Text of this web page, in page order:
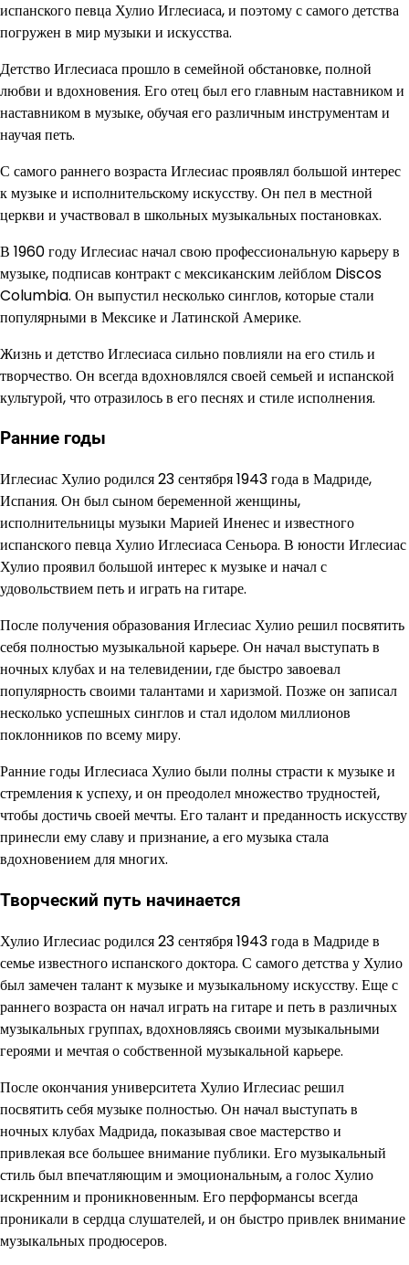
испанского певца Хулио Иглесиаса, и поэтому с самого детства
погружен в мир музыки и искусства.
Детство Иглесиаса прошло в семейной обстановке, полной
любви и вдохновения. Его отец был его главным наставником и
наставником в музыке, обучая его различным инструментам и
научая петь.
С самого раннего возраста Иглесиас проявлял большой интерес
к музыке и исполнительскому искусству. Он пел в местной
церкви и участвовал в школьных музыкальных постановках.
В 1960 году Иглесиас начал свою профессиональную карьеру в
музыке, подписав контракт с мексиканским лейблом Discos
Columbia. Он выпустил несколько синглов, которые стали
популярными в Мексике и Латинской Америке.
Жизнь и детство Иглесиаса сильно повлияли на его стиль и
творчество. Он всегда вдохновлялся своей семьей и испанской
культурой, что отразилось в его песнях и стиле исполнения.
Ранние годы
Иглесиас Хулио родился 23 сентября 1943 года в Мадриде,
Испания. Он был сыном беременной женщины,
исполнительницы музыки Марией Иненес и известного
испанского певца Хулио Иглесиаса Сеньора. В юности Иглесиас
Хулио проявил большой интерес к музыке и начал с
удовольствием петь и играть на гитаре.
После получения образования Иглесиас Хулио решил посвятить
себя полностью музыкальной карьере. Он начал выступать в
ночных клубах и на телевидении, где быстро завоевал
популярность своими талантами и харизмой. Позже он записал
несколько успешных синглов и стал идолом миллионов
поклонников по всему миру.
Ранние годы Иглесиаса Хулио были полны страсти к музыке и
стремления к успеху, и он преодолел множество трудностей,
чтобы достичь своей мечты. Его талант и преданность искусству
принесли ему славу и признание, а его музыка стала
вдохновением для многих.
Творческий путь начинается
Хулио Иглесиас родился 23 сентября 1943 года в Мадриде в
семье известного испанского доктора. С самого детства у Хулио
был замечен талант к музыке и музыкальному искусству. Еще с
раннего возраста он начал играть на гитаре и петь в различных
музыкальных группах, вдохновляясь своими музыкальными
героями и мечтая о собственной музыкальной карьере.
После окончания университета Хулио Иглесиас решил
посвятить себя музыке полностью. Он начал выступать в
ночных клубах Мадрида, показывая свое мастерство и
привлекая все большее внимание публики. Его музыкальный
стиль был впечатляющим и эмоциональным, а голос Хулио
искренним и проникновенным. Его перформансы всегда
проникали в сердца слушателей, и он быстро привлек внимание
музыкальных продюсеров.